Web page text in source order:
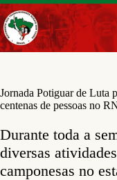
Pular
para
o
conteúdo
Jornada Potiguar de Luta
centenas de pessoas no
Durante toda a
diversas
camponesas no